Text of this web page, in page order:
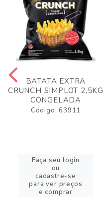
BATATA EXTRA
CRUNCH SIMPLOT 2,5KG
CONGELADA
Código: 63911
Faça seu login
ou
cadastre-se
para ver preços
e comprar